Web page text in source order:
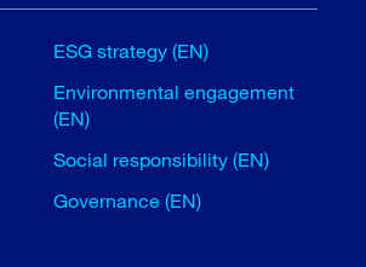
ESG strategy (EN)
Environmental engagement
(EN)
Social responsibility (EN)
Governance (EN)